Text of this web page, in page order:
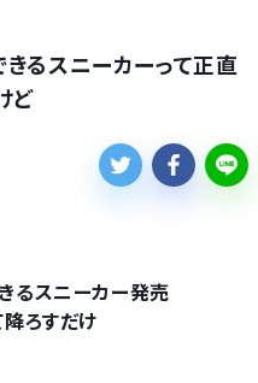
るスニーカーって正直
ど
るスニーカー発売
ろすだけ